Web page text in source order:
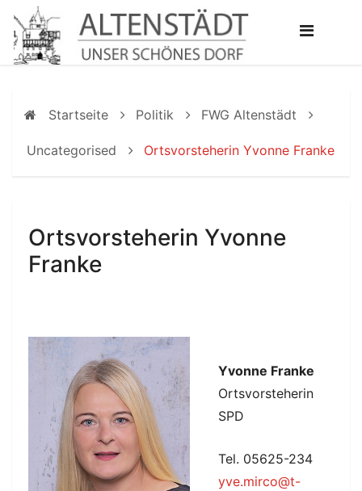
Startseite Politik FWG Altenstädt
Uncategorised Ortsvorsteherin Yvonne Franke
Ortsvorsteherin Yvonne
Franke
Yvonne Franke
Ortsvorsteherin
SPD
Tel. 05625-234
yve.mirco@t-